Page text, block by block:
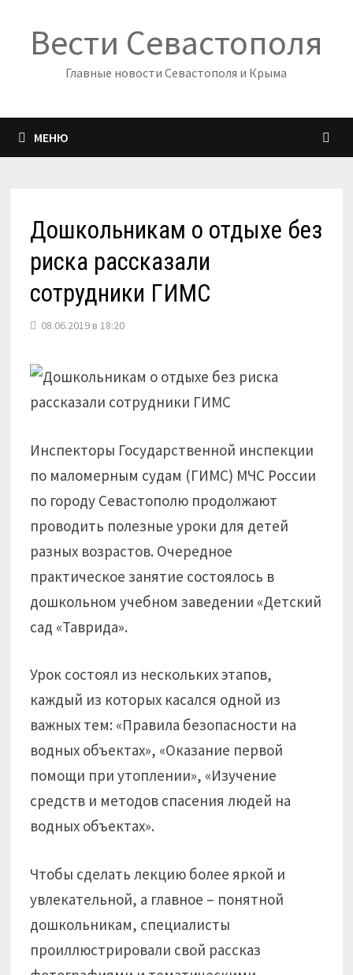
содержимому
Вести Севастополя
Главные новости Севастополя и Крыма
МЕНЮ
Дошкольникам о отдыхе без
риска рассказали
сотрудники ГИМС
08.06.2019 в 18:20
Инспекторы Государственной инспекции
по маломерным судам (ГИМС) МЧС России
по городу Севастополю продолжают
проводить полезные уроки для детей
разных возрастов. Очередное
практическое занятие состоялось в
дошкольном учебном заведении «Детский
сад «Таврида».
Урок состоял из нескольких этапов,
каждый из которых касался одной из
важных тем: «Правила безопасности на
водных объектах», «Оказание первой
помощи при утоплении», «Изучение
средств и методов спасения людей на
водных объектах».
Чтобы сделать лекцию более яркой и
увлекательной, а главное – понятной
дошкольникам, специалисты
проиллюстрировали свой рассказ